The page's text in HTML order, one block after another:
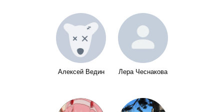
Алексей Ведин Лера Чеснакова